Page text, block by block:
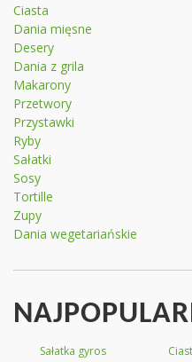
Ciasta
Dania mięsne
Desery
Dania z grila
Makarony
Przetwory
Przystawki
Ryby
Sałatki
Sosy
Tortille
Zupy
Dania wegetariańskie
Sałatka gyros